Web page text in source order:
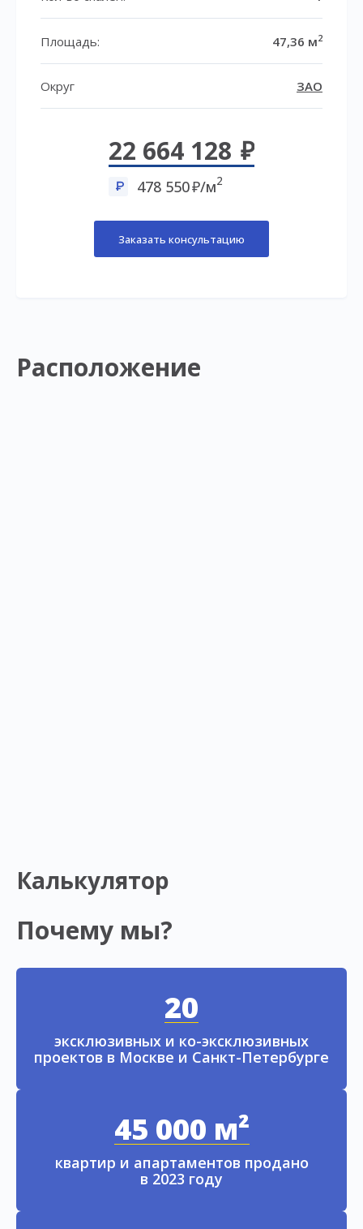
Площадь: 47,36 м2
Округ ЗАО
22 664 128
478 550 /м2
Заказать консультацию
Расположение
Калькулятор
Почему мы?
20
эксклюзивных и ко-эксклюзивных
проектов в Москве и Санкт-Петербурге
45 000 м²
квартир и апартаментов продано
в 2023 году